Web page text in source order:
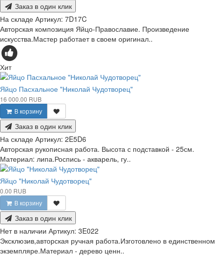
Заказ в один клик
На складе Артикул: 7D17C
Авторская композиция Яйцо-Православие. Произведение
искусства.Мастер работает в своем оригинал..
Хит
Яйцо Пасхальное "Николай Чудотворец"
16 000.00 RUB
В корзину
Заказ в один клик
На складе Артикул: 2E5D6
Авторская рукописная работа. Высота с подставкой - 25см.
Материал: липа.Роспись - акварель, гу..
Яйцо "Николай Чудотворец"
0.00 RUB
В корзину
Заказ в один клик
Нет в наличии Артикул: 3E022
Эксклюзив,авторская ручная работа.Изготовлено в единственном
экземпляре.Материал - дерево ценн..